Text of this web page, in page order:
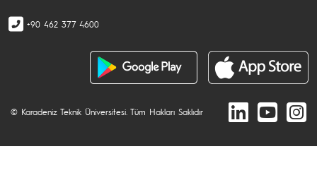
+90 462 377 4600
© Karadeniz Teknik Üniversitesi. Tüm Hakları Saklıdır